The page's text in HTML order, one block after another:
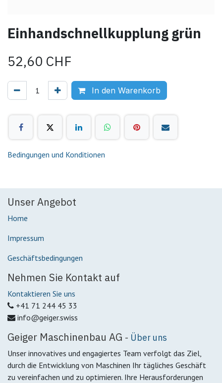
Einhandschnellkupplung grün
52,60 CHF
In den Warenkorb
Bedingungen und Konditionen
Unser Angebot
Home
Impressum
Geschäftsbedingungen
Nehmen Sie Kontakt auf
Kontaktieren Sie uns
+41 71 244 45 33
info@geiger.swiss
Geiger Maschinenbau AG - Über uns
Unser innovatives und engagiertes Team verfolgt das Ziel,
durch die Entwicklung von Maschinen Ihr tägliches Geschäft
zu vereinfachen und zu optimieren. Ihre Herausforderungen